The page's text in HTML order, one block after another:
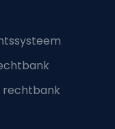
rechtbank